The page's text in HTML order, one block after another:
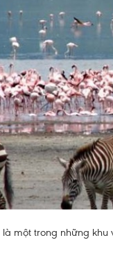
một trong những khu